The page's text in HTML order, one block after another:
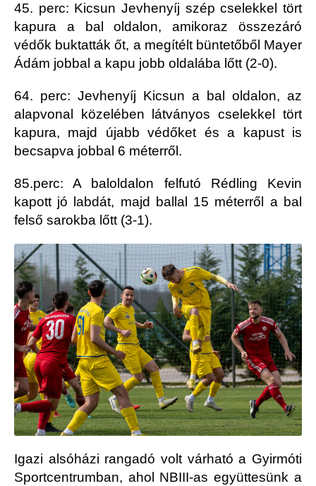
45. perc: Kicsun Jevhenyíj szép cselekkel tört
kapura a bal oldalon, amikoraz összezáró
védők buktatták őt, a megítélt büntetőből Mayer
Ádám jobbal a kapu jobb oldalába lőtt (2-0).
64. perc: Jevhenyíj Kicsun a bal oldalon, az
alapvonal közelében látványos cselekkel tört
kapura, majd újabb védőket és a kapust is
becsapva jobbal 6 méterről.
85.perc: A baloldalon felfutó Rédling Kevin
kapott jó labdát, majd ballal 15 méterről a bal
felső sarokba lőtt (3-1).
Igazi alsóházi rangadó volt várható a Gyirmóti
Sportcentrumban, ahol NBIII-as együttesünk a